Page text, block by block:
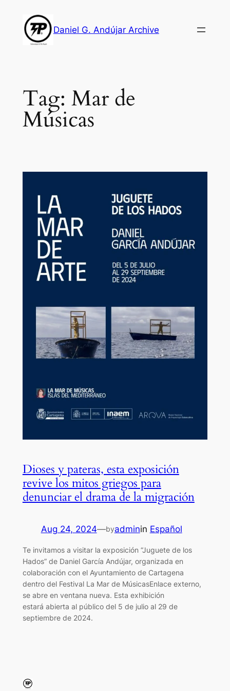
content
Daniel G. Andújar Archive
Tag: Mar de
Músicas
Dioses y pateras, esta exposición
revive los mitos griegos para
denunciar el drama de la migración
Aug 24, 2024—byadminin Español
Te invitamos a visitar la exposición “Juguete de los
Hados” de Daniel García Andújar, organizada en
colaboración con el Ayuntamiento de Cartagena
dentro del Festival La Mar de MúsicasEnlace externo,
se abre en ventana nueva. Esta exhibición
estará abierta al público del 5 de julio al 29 de
septiembre de 2024.